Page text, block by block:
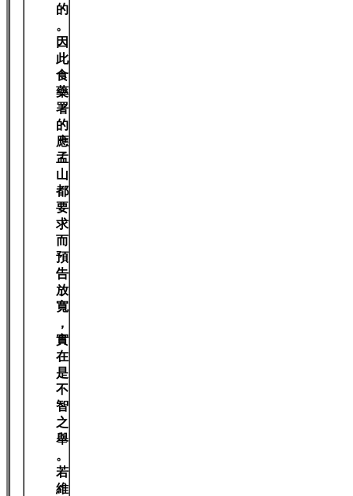
的
。
因
此
食
藥
署
的
應
孟
山
都
要
求
而
預
告
放
寬
，
實
在
是
不
智
之
舉
。
若
維